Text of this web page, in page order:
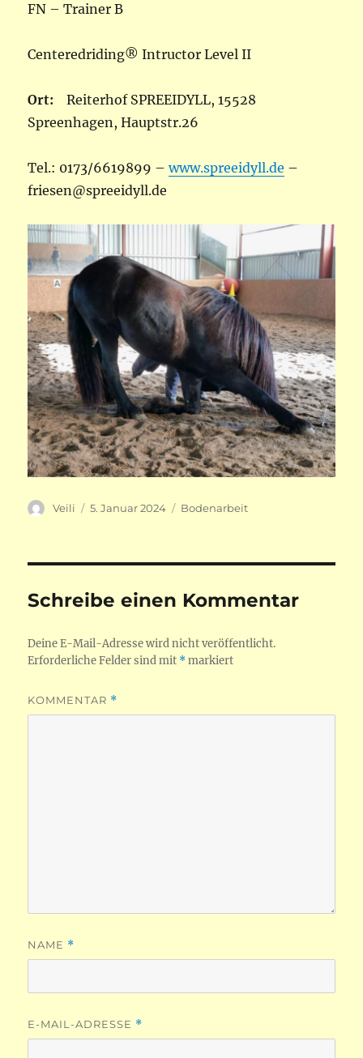
FN – Trainer B
Centeredriding® Intructor Level II
Ort: Reiterhof SPREEIDYLL, 15528
Spreenhagen, Hauptstr.26
Tel.: 0173/6619899 –www.spreeidyll.de –
friesen@spreeidyll.de
Autor
Veili
Veröffentlicht
5. Januar 2024 Kategorien
Bodenarbeit
Schreibe einen Kommentar
Deine E-Mail-Adresse wird nicht veröffentlicht.
Erforderliche Felder sind mit *markiert
KOMMENTAR *
NAME *
E-MAIL-ADRESSE *